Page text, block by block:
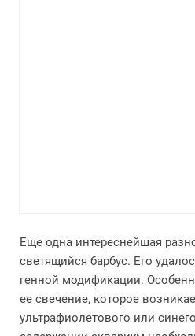
Еще одна интереснейшая
светящийся барбус. Его
генной модификации.
ее свечение, которое
ультрафиолетового или